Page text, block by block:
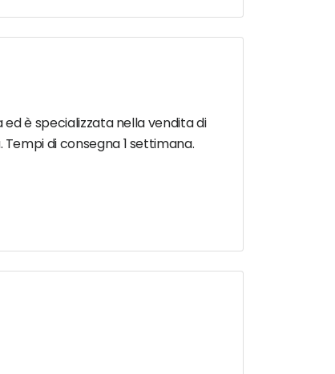
è specializzata nella vendita di
di consegna 1 settimana.